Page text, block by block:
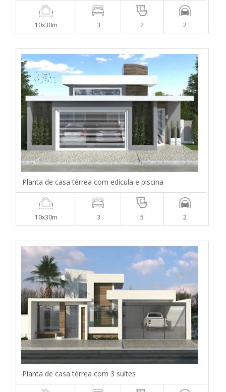
10x30m 3 2 2
Planta de casa térrea com edícula e piscina
10x30m 3 5 2
Planta de casa térrea com 3 suítes